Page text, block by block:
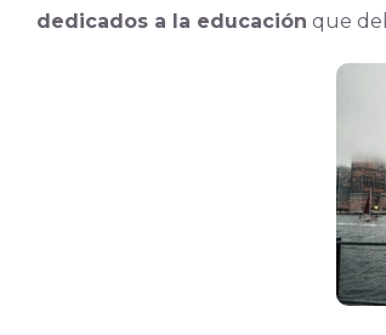
dedicados a la educación que